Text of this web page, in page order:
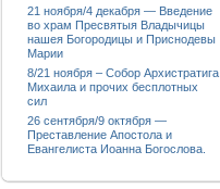
21 ноября/4 декабря — Введение
во храм Пресвятыя Владычицы
нашея Богородицы и Приснодевы
Марии
8/21 ноября – Собор Архистратига
Михаила и прочих бесплотных
сил
26 сентября/9 октября —
Преставление Апостола и
Евангелиста Иоанна Богослова.